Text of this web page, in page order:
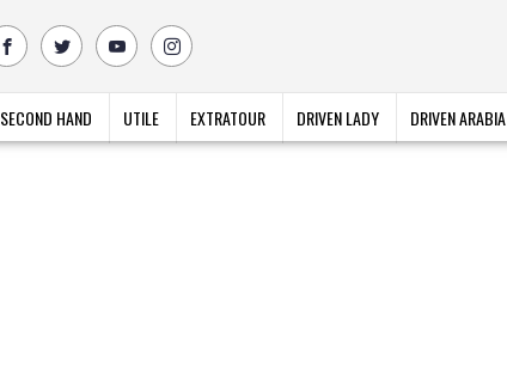
SECOND HAND UTILE EXTRATOUR DRIVEN LADY DRIVEN ARABIA